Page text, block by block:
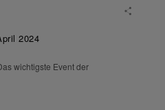
2024
wichtigste Event der